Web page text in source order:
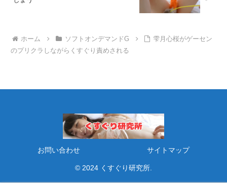
ホーム ソフトオンデマンドG
雫月心桜がゲーセン
のプリクラしながらくすぐり責めされる
お問い合わせ サイトマップ
© 2024 くすぐり研究所.